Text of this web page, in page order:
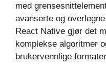
med
avanserte og
React Native gjør det
komplekse algoritmer
brukervennlige